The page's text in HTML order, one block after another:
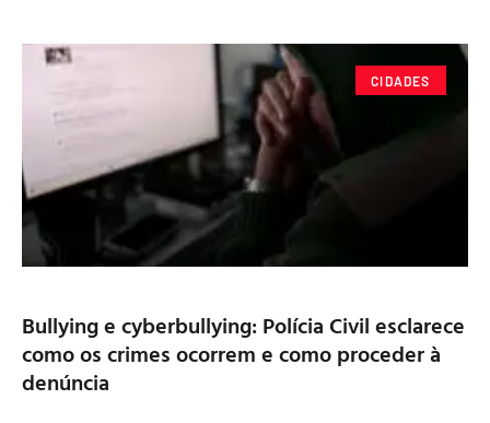
CIDADES
Bullying e cyberbullying: Polícia Civil esclarece
como os crimes ocorrem e como proceder à
denúncia